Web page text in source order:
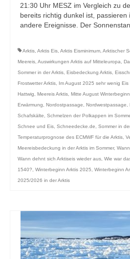
Datenschutz
Impressum
21:30 Uhr MESZ im Vergleich zu
bereits richtig dunkel ist, passieren
andere Ereignisse. Der
Arktis Arktis Eis Arktis Eisminimum Arktischer
Meereis Auswirkungen Arktis auf Mitteleuropa
Sommer in der Arktis Eisbedeckung Arktis
Frostwetter Arktis
Im August 2025 sehr wenig Eis
Hattwig
Meereis Arktis Mitte August
Erwärmung
Nordostpassage Nordwestpassage
Schafskälte
Schmelzen der Polkappen im
Schnee und Eis Schneedecke.de Sommer in
Temperaturprognose des ECMWF für die Arktis
Meereisbedeckung in der Arktis im Sommer,
Wann dehnt sich Arktiseis wieder aus Wie war
1540?
Winterbeginn Arktis 2025 Winterbeginn
2025/2026 in der Arktis